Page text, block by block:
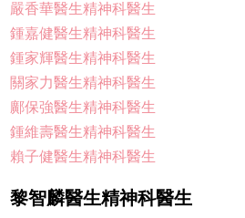
嚴香華醫生精神科醫生
鍾嘉健醫生精神科醫生
鍾家輝醫生精神科醫生
關家力醫生精神科醫生
鄺保強醫生精神科醫生
鍾維壽醫生精神科醫生
賴子健醫生精神科醫生
黎智麟醫生精神科醫生